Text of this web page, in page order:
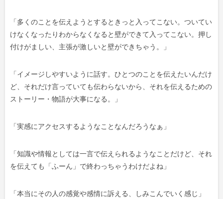
「多くのことを伝えようとするときっと入ってこない。ついてい
けなくなったりわからなくなると壁ができて入ってこない。押し
付けがましい、主張が激しいと壁ができちゃう。」
「イメージしやすいように話す。ひとつのことを伝えたいんだけ
ど、それだけ言っていても伝わらないから、それを伝えるための
ストーリー・物語が大事になる。」
「実感にアクセスするようなことなんだろうなぁ」
「知識や情報としては一言で伝えられるようなことだけど、それ
を伝えても「ふーん」で終わっちゃうわけだよね」
「本当にその人の感覚や感情に訴える、しみこんでいく感じ」